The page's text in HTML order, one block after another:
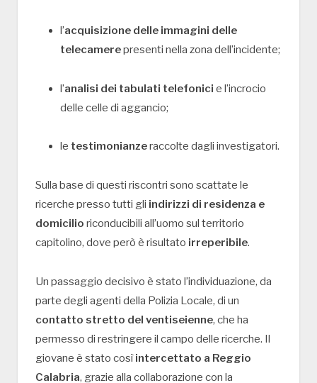
l’acquisizione delle immagini delle
telecamerepresenti nella zona dell’incidente;
l’analisi dei tabulati telefonici e l’incrocio
delle celle di aggancio;
le testimonianzeraccolte dagli investigatori.
Sulla base di questi riscontri sono scattate le
ricerche presso tutti gli indirizzi di residenza e
domicilio riconducibili all’uomo sul territorio
capitolino, dove però è risultato irreperibile.
Un passaggio decisivo è stato l’individuazione, da
parte degli agenti della Polizia Locale, di un
contatto stretto del ventiseienne, che ha
permesso di restringere il campo delle ricerche. Il
giovane è stato cosìintercettato a Reggio
Calabria, grazie alla collaborazione con la